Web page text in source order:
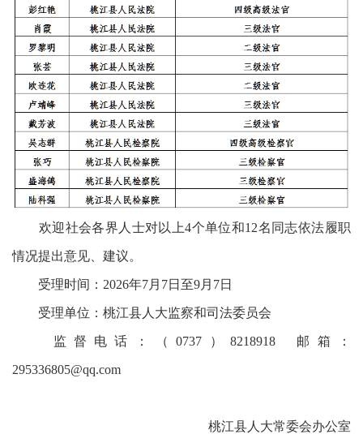
欢迎社会各界人士对以上4个单位和12名同志依法履职
情况提出意见、建议。
受理时间：2026年7月7日至9月7日
受理单位：桃江县人大监察和司法委员会
监督电话：（0737）8218918 邮箱：
295336805@qq.com
桃江县人大常委会办公室